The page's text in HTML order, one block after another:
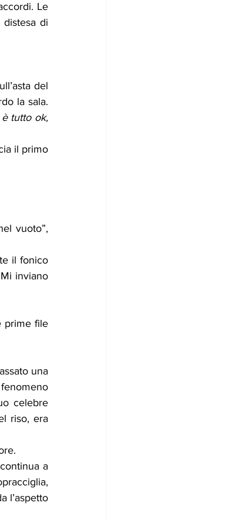
Le
di
del
la sala.
è tutto ok,
il primo
il fonico
inviano
prime file
una
celebre
riso, era
a
l’aspetto